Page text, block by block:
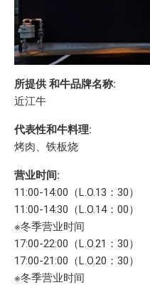
所提供 和牛品牌名称:
近江牛
代表性和牛料理:
烤肉、铁板烧
营业时间:
11:00-14:00（L.O.13：30）
11:00-14:30（L.O.14：00）
※冬季营业时间
17:00-22:00（L.O.21：30）
17:00-21:00（L.O.20：30）
※冬季营业时间